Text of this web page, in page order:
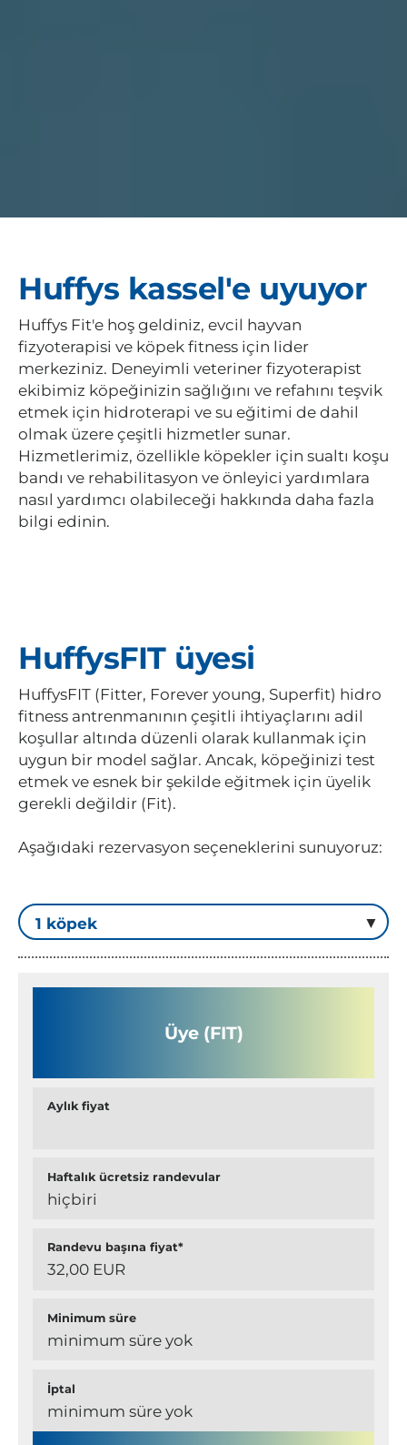
Huffys kassel'e uyuyor
Huffys Fit'e hoş geldiniz, evcil hayvan
fizyoterapisi ve köpek fitness için lider
merkeziniz. Deneyimli veteriner fizyoterapist
ekibimiz köpeğinizin sağlığını ve refahını teşvik
etmek için hidroterapi ve su eğitimi de dahil
olmak üzere çeşitli hizmetler sunar.
Hizmetlerimiz, özellikle köpekler için sualtı koşu
bandı ve rehabilitasyon ve önleyici yardımlara
nasıl yardımcı olabileceği hakkında daha fazla
bilgi edinin.
HuffysFIT üyesi
HuffysFIT (Fitter, Forever young, Superfit) hidro
fitness antrenmanının çeşitli ihtiyaçlarını adil
koşullar altında düzenli olarak kullanmak için
uygun bir model sağlar. Ancak, köpeğinizi test
etmek ve esnek bir şekilde eğitmek için üyelik
gerekli değildir (Fit).
Aşağıdaki rezervasyon seçeneklerini sunuyoruz:
Üye (FIT)
Aylık fiyat
Haftalık ücretsiz randevular
hiçbiri
Randevu başına fiyat*
32,00 EUR
Minimum süre
minimum süre yok
İptal
minimum süre yok